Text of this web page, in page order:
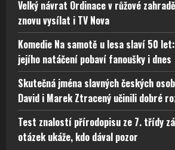
Velký návrat Ordinace v růžové
znovu vysílat i TV Nova
Komedie Na samotě u lesa slaví 50
jejího natáčení pobaví fanoušky i dnes
Skutečná jména slavných českých
David i Marek Ztracený učinili dobré
Test znalostí přírodopisu ze 7. třídy
otázek ukáže, kdo dával pozor